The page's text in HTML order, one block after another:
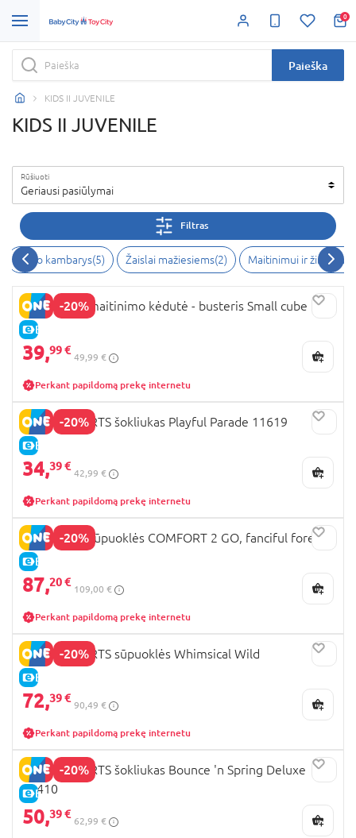
0
Paieška
KIDS II JUVENILE
KIDS II JUVENILE
Rūšiuoti
Geriausi pasiūlymai
Filtras
Vaiko kambarys(5) Žaislai mažiesiems(2) Maitinimui ir žindymui
-20%
E-KAINA
INGENUITY maitinimo kėdutė - busteris Small cube
39,99 €
49,99 €
Perkant papildomą prekę internetu
-20%
E-KAINA
BRIGHT STARTS šokliukas Playful Parade 11619
34,39 €
42,99 €
Perkant papildomą prekę internetu
-20%
E-KAINA
INGENUITY sūpuoklės COMFORT 2 GO, fanciful forest
87,20 €
109,00 €
Perkant papildomą prekę internetu
-20%
E-KAINA
BRIGHT STARTS sūpuoklės Whimsical Wild
72,39 €
90,49 €
Perkant papildomą prekę internetu
-20%
E-KAINA
BRIGHT STARTS šokliukas Bounce 'n Spring Deluxe
10410
50,39 €
62,99 €